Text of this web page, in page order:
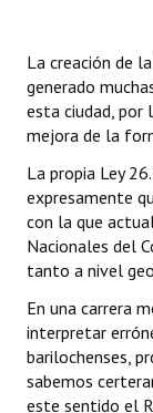
Informes de
Ejecución
Actas de
NORMATIVA
Comunicaciones
Resoluciones
Resoluciones
La creación de
generado
esta ciudad, por
mejora de la
La propia Ley
expresamente
con la que
Nacionales del
tanto a nivel
En una carrera
interpretar
barilochenses,
sabemos
este sentido el